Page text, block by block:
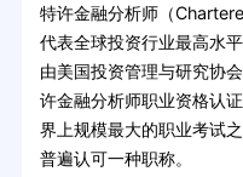
特许金融分析师（
代表全球投资行业最高水
由美国投资管理与研究协
许金融分析师职业资格认
界上规模最大的职业考试
普遍认可一种职称。